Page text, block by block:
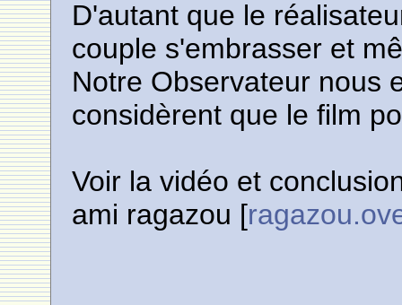
D'autant que le
couple s'embrasser et
Notre Observateur nous
considèrent que le film
Voir la vidéo et
ami ragazou [